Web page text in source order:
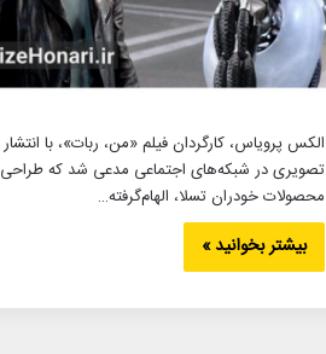
الکس پرویاس، کارگردان فیلم «من، ربات»، با انتشار
تصویری در شبکه‌های اجتماعی مدعی شد که طراحی
محصولات خودران تسلا، الهام‌گرفته…
بیشتر بخوانید »